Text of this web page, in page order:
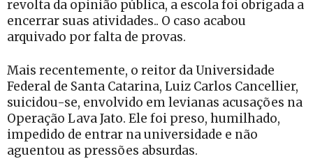
revolta da opinião pública, a escola foi obrigada a
encerrar suas atividades.. O caso acabou
arquivado por falta de provas.
Mais recentemente, o reitor da Universidade
Federal de Santa Catarina, Luiz Carlos Cancellier,
suicidou-se, envolvido em levianas acusações na
Operação Lava Jato. Ele foi preso, humilhado,
impedido de entrar na universidade e não
aguentou as pressões absurdas.